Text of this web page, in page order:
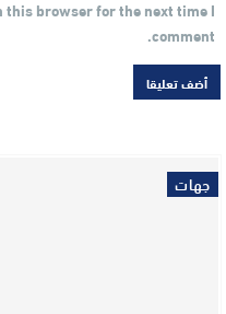
this browser for the next time I
comment.
جهات